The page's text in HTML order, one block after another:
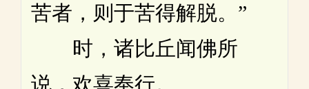
苦者，则于苦得解脱。”
时，诸比丘闻佛所
说，欢喜奉行。